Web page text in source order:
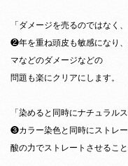
「ダメージを売るのではなく
❷年を重ね頭皮も敏感になり
マなどのダメージなどの
問題も楽にクリアにします。
「染めると同時にナチュラル
❸カラー染色と同時にストレー
酸の力でストレートさせるこ